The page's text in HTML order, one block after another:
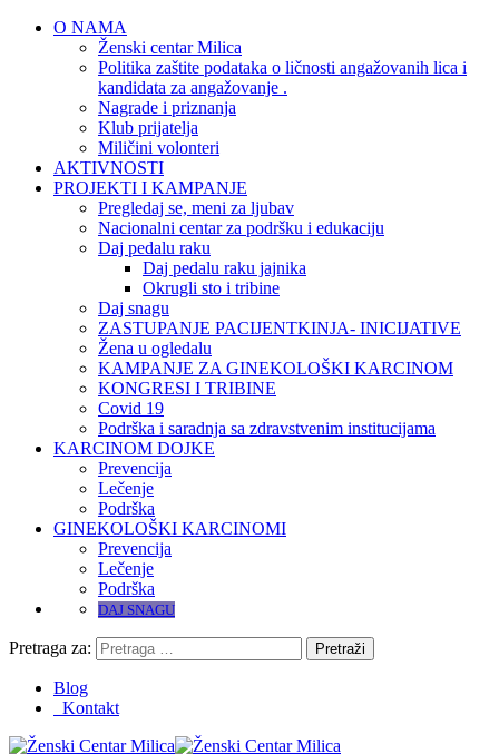
O NAMA
Ženski centar Milica
Politika zaštite podataka o ličnosti angažovanih lica i
kandidata za angažovanje .
Nagrade i priznanja
Klub prijatelja
Miličini volonteri
AKTIVNOSTI
PROJEKTI I KAMPANJE
Pregledaj se, meni za ljubav
Nacionalni centar za podršku i edukaciju
Daj pedalu raku
Daj pedalu raku jajnika
Okrugli sto i tribine
Daj snagu
ZASTUPANJE PACIJENTKINJA- INICIJATIVE
Žena u ogledalu
KAMPANJE ZA GINEKOLOŠKI KARCINOM
KONGRESI I TRIBINE
Covid 19
Podrška i saradnja sa zdravstvenim institucijama
KARCINOM DOJKE
Prevencija
Lečenje
Podrška
GINEKOLOŠKI KARCINOMI
Prevencija
Lečenje
Podrška
DAJ SNAGU
Pretraga za:
Blog
Kontakt